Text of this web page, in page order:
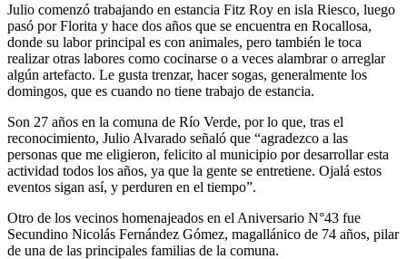
Julio comenzó trabajando en estancia Fitz Roy en isla Riesco, luego
pasó por Florita y hace dos años que se encuentra en Rocallosa,
donde su labor principal es con animales, pero también le toca
realizar otras labores como cocinarse o a veces alambrar o arreglar
algún artefacto. Le gusta trenzar, hacer sogas, generalmente los
domingos, que es cuando no tiene trabajo de estancia.
Son 27 años en la comuna de Río Verde, por lo que, tras el
reconocimiento, Julio Alvarado señaló que “agradezco a las
personas que me eligieron, felicito al municipio por desarrollar esta
actividad todos los años, ya que la gente se entretiene. Ojalá estos
eventos sigan así, y perduren en el tiempo”.
Otro de los vecinos homenajeados en el Aniversario N°43 fue
Secundino Nicolás Fernández Gómez, magallánico de 74 años, pilar
de una de las principales familias de la comuna.